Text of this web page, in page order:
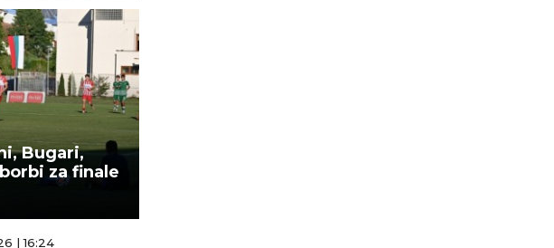
Bugari,
za finale
| 16:24